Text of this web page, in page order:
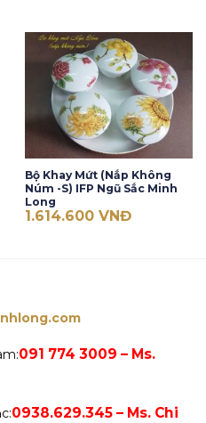
Bộ Khay Mứt (Nắp Không
Núm -S) IFP Ngũ Sắc Minh
Long
1.614.600 VNĐ
091 774 3009 – Ms.
0938.629.345 – Ms. Chi